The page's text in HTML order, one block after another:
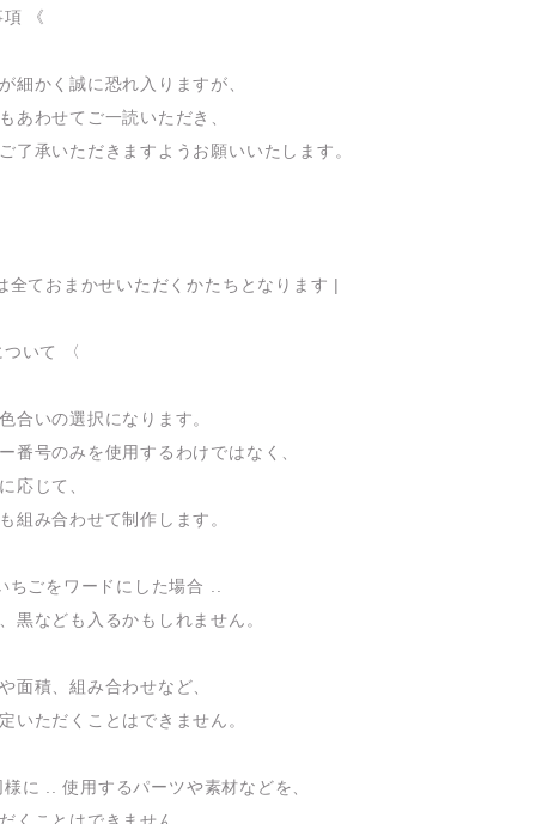
《
細かく誠に恐れ入りますが、
あわせてご一読いただき、
了承いただきますようお願いいたします。
全ておまかせいただくかたちとなります |
いて 〈
合いの選択になります。
番号のみを使用するわけではなく、
応じて、
組み合わせて制作します。
ちごをワードにした場合 ..
黒なども入るかもしれません。
面積、組み合わせなど、
いただくことはできません。
に .. 使用するパーツや素材などを、